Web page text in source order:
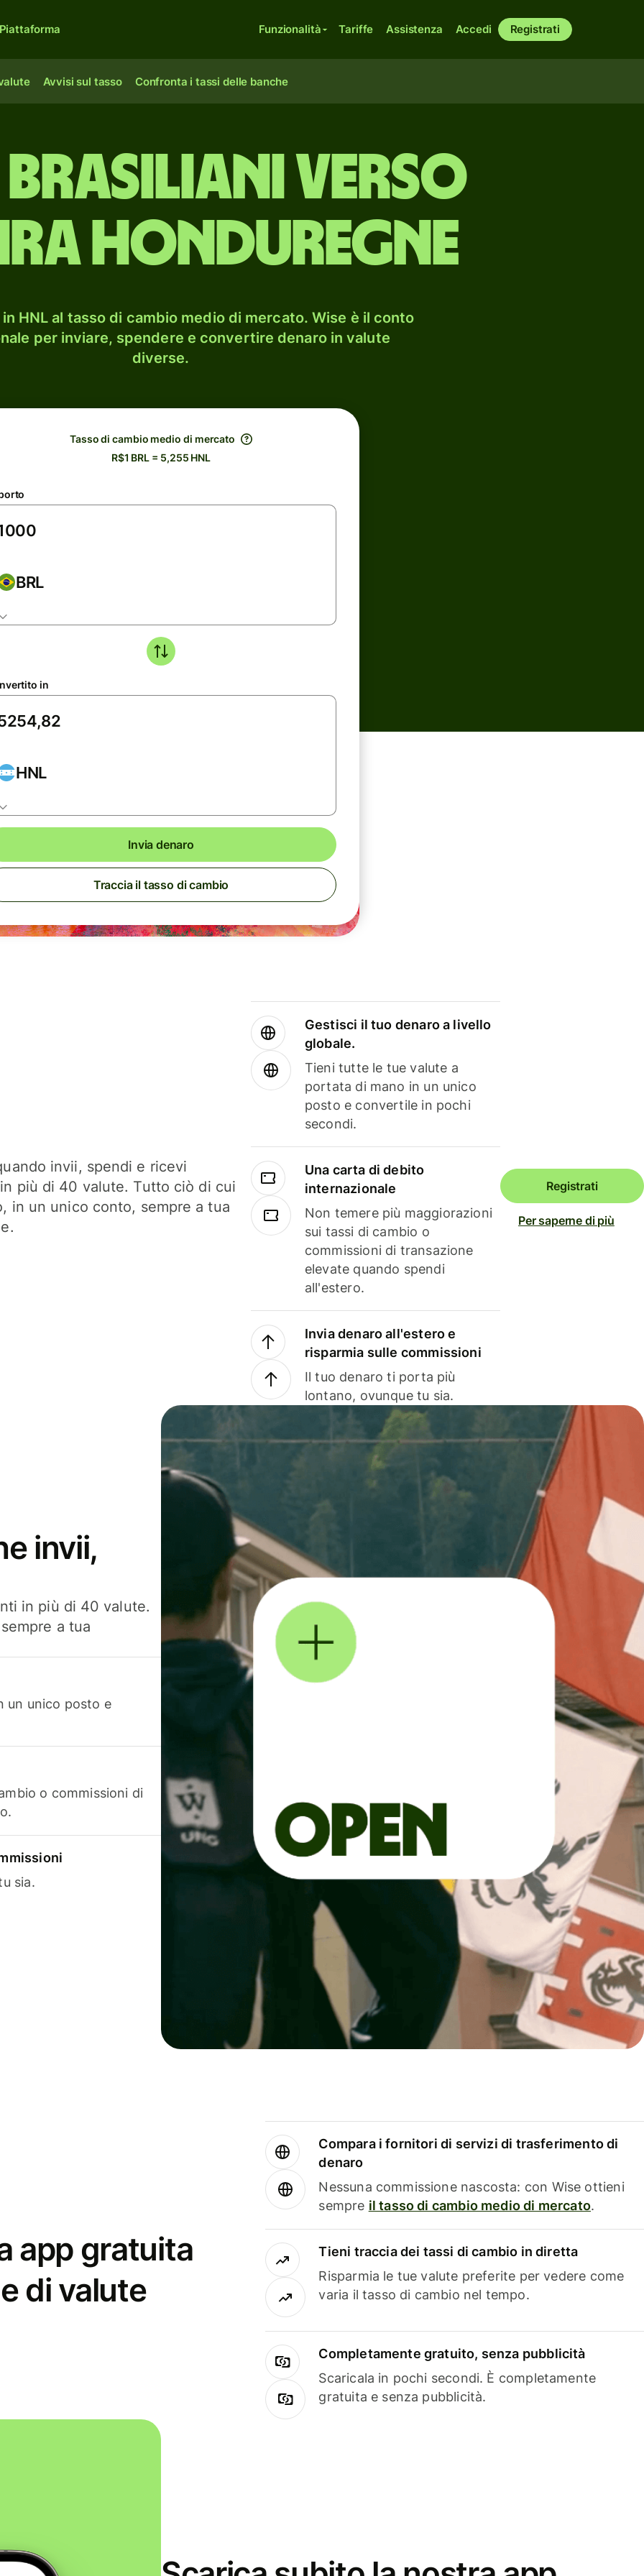
Funzionalità Tariffe Assistenza Accedi Registrati
Avvisi sul tasso Confronta i tassi delle banche
brasiliani verso
honduregne
HNL al tasso di cambio medio di mercato. Wise è il conto
per inviare, spendere e convertire denaro in valute
diverse.
Tasso di cambio medio di mercato
R$1 BRL = 5,255 HNL
BRL
in
HNL
Invia denaro
Traccia il tasso di cambio
invii, spendi e ricevi
più di 40 valute. Tutto ciò di cui
in un unico conto, sempre a tua
Gestisci il tuo denaro a livello
globale.
Tieni tutte le tue valute a
portata di mano in un unico
posto e convertile in pochi
secondi.
Una carta di debito
internazionale
Non temere più maggiorazioni
sui tassi di cambio o
commissioni di transazione
elevate quando spendi
all'estero.
Invia denaro all'estero e
risparmia sulle commissioni
Il tuo denaro ti porta più
lontano, ovunque tu sia.
Registrati
Per saperne di più
invii,
in più di 40 valute.
a tua
un unico posto e
o commissioni di
sia.
app gratuita
di valute
Compara i fornitori di servizi di trasferimento di
denaro
Nessuna commissione nascosta: con Wise ottieni
sempre il tasso di cambio medio di mercato.
Tieni traccia dei tassi di cambio in diretta
Risparmia le tue valute preferite per vedere come
varia il tasso di cambio nel tempo.
Completamente gratuito, senza pubblicità
Scaricala in pochi secondi. È completamente
gratuita e senza pubblicità.